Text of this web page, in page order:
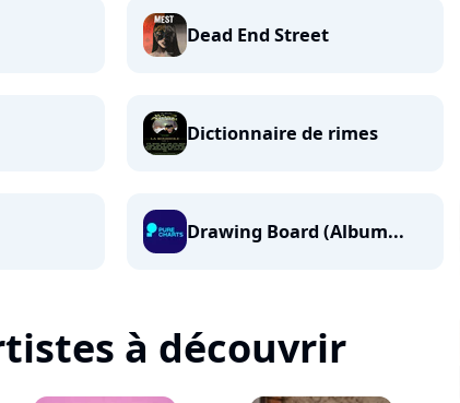
Dead End Street
Dictionnaire de rimes
Drawing Board (Album...
à découvrir